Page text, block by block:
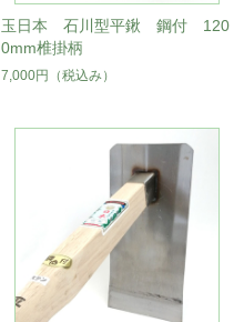
玉日本 石川型平鍬 鋼付 120
0mm椎掛柄
7,000円 （税込み）